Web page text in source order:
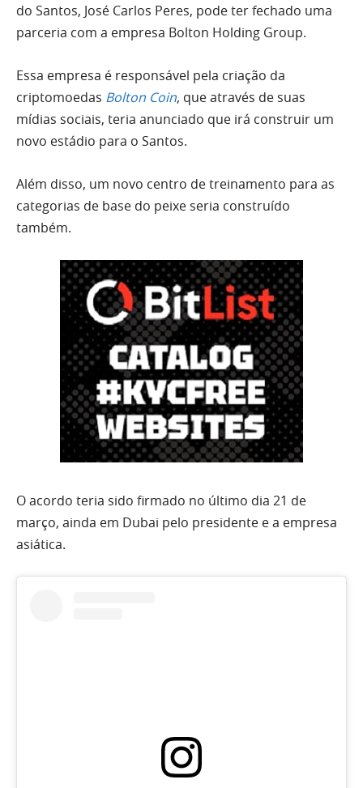
do Santos, José Carlos Peres, pode ter fechado uma
parceria com a empresa Bolton Holding Group.
Essa empresa é responsável pela criação da
criptomoedas Bolton Coin, que através de suas
mídias sociais, teria anunciado que irá construir um
novo estádio para o Santos.
Além disso, um novo centro de treinamento para as
categorias de base do peixe seria construído
também.
O acordo teria sido firmado no último dia 21 de
março, ainda em Dubai pelo presidente e a empresa
asiática.